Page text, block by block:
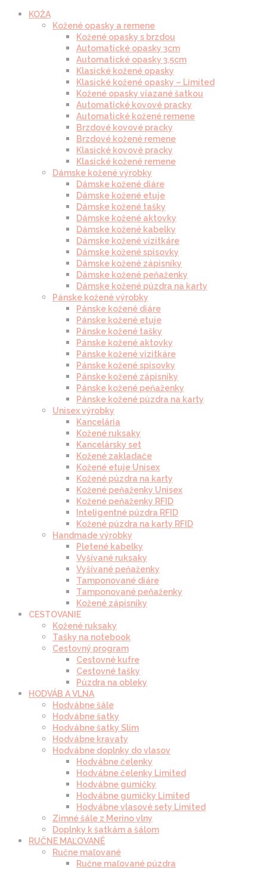
KOŽA
Kožené opasky a remene
Kožené opasky s brzdou
Automatické opasky 3cm
Automatické opasky 3.5cm
Klasické kožené opasky
Klasické kožené opasky – Limited
Kožené opasky viazané šatkou
Automatické kovové pracky
Automatické kožené remene
Brzdové kovové pracky
Brzdové kožené remene
Klasické kovové pracky
Klasické kožené remene
Dámske kožené výrobky
Dámske kožené diáre
Dámske kožené etuje
Dámske kožené tašky
Dámske kožené aktovky
Dámske kožené kabelky
Dámske kožené vizitkáre
Dámske kožené spisovky
Dámske kožené zápisníky
Dámske kožené peňaženky
Dámske kožené púzdra na karty
Pánske kožené výrobky
Pánske kožené diáre
Pánske kožené etuje
Pánske kožené tašky
Pánske kožené aktovky
Pánske kožené vizitkáre
Pánske kožené spisovky
Pánske kožené zápisníky
Pánske kožené peňaženky
Pánske kožené púzdra na karty
Unisex výrobky
Kancelária
Kožené ruksaky
Kancelársky set
Kožené zakladače
Kožené etuje Unisex
Kožené púzdra na karty
Kožené peňaženky Unisex
Kožené peňaženky RFID
Inteligentné púzdra RFID
Kožené púzdra na karty RFID
Handmade výrobky
Pletené kabelky
Vyšívané ruksaky
Vyšívané peňaženky
Tamponované diáre
Tamponované peňaženky
Kožené zápisníky
CESTOVANIE
Kožené ruksaky
Tašky na notebook
Cestovný program
Cestovné kufre
Cestovné tašky
Púzdra na obleky
HODVÁB A VLNA
Hodvábne šále
Hodvábne šatky
Hodvábne šatky Slim
Hodvábne kravaty
Hodvábne doplnky do vlasov
Hodvábne čelenky
Hodvábne čelenky Limited
Hodvábne gumičky
Hodvábne gumičky Limited
Hodvábne vlasové sety Limited
Zimné šále z Merino vlny
Doplnky k šatkám a šálom
RUČNE MAĽOVANÉ
Ručne maľované
Ručne maľované púzdra